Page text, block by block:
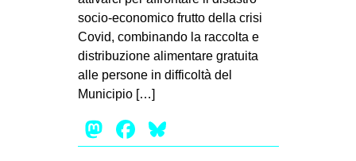
socio-economico frutto della crisi
Covid, combinando la raccolta e
distribuzione alimentare gratuita
alle persone in difficoltà del
Municipio […]
Mastodon
Facebook